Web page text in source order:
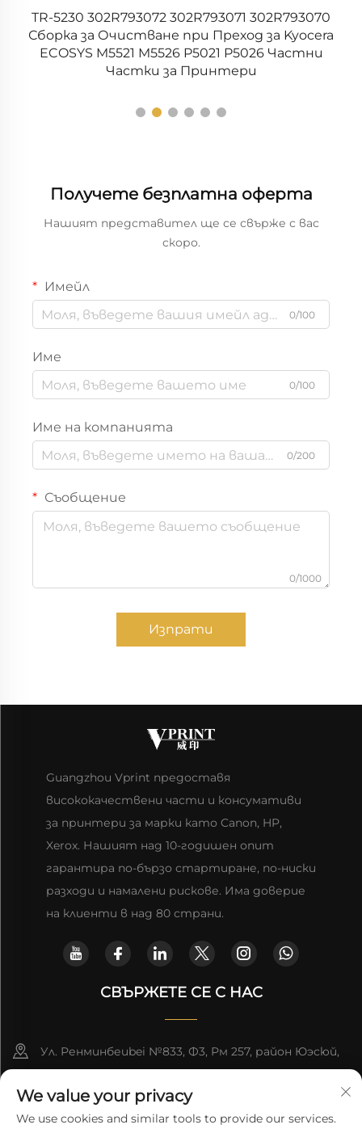
TR-5230 302R793072 302R793071 302R793070
Сборка за Очистване при Преход за Kyocera
ECOSYS M5521 M5526 P5021 P5026 Частни
Частки за Принтери
Получете безплатна оферта
Нашият представител ще се свърже с вас
скоро.
Имейл
0/100
Име
0/100
Име на компанията
0/200
Съобщение
0/1000
Изпрати
Guangzhou Vprint предоставя
висококачествени части и консумативи
за принтери за марки като Canon, HP,
Xerox. Нашият над 10-годишен опит
гарантира по-бързо стартиране, по-ниски
разходи и намалени рискове. Има доверие
на клиенти в над 80 страни.
СВЪРЖЕТЕ СЕ С НАС
Ул. Ренминбеиbei №833, Ф3, Рм 257, район Юэсюй,
Гуанчжоу, КИНА
[email protected]
We value your privacy
We use cookies and similar tools to provide our services.